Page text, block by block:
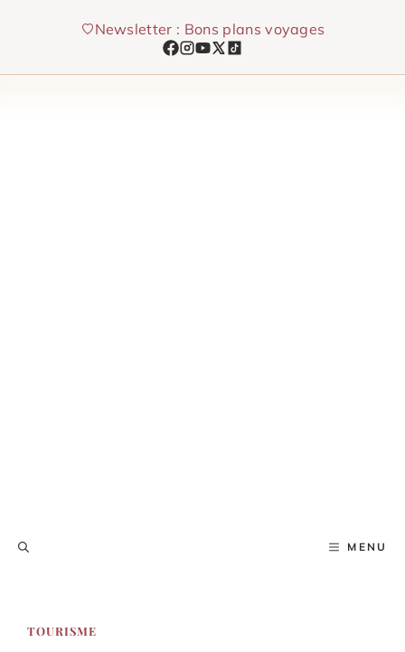
Newsletter : Bons plans voyages
MENU
TOURISME